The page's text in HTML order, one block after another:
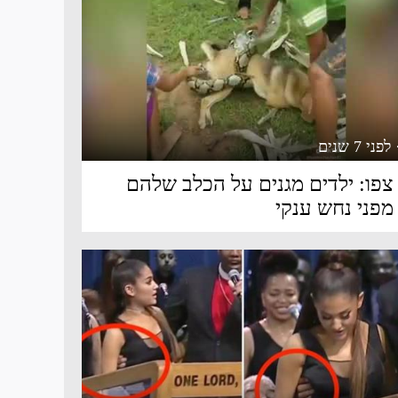
7 שנים
צפו: ילדים מגנים על הכלב שלהם
מפני נחש ענקי